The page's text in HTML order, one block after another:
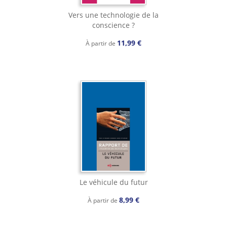
Vers une technologie de la
conscience ?
À partir de 11,99 €
Le véhicule du futur
À partir de 8,99 €